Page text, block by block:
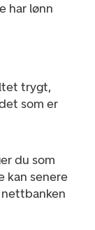
har lønn
trygt,
som er
du som
kan senere
nettbanken